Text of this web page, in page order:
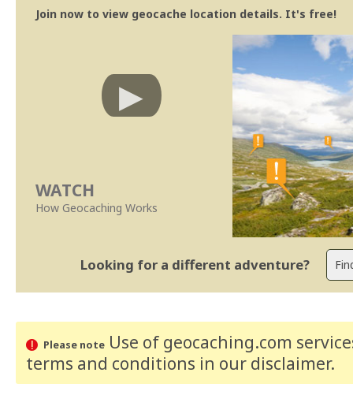
Join now to view geocache location details. It's free!
WATCH
How Geocaching Works
Looking for a different adventure?
Please noteUse of geocaching.com
terms and conditions in our disclaimer.